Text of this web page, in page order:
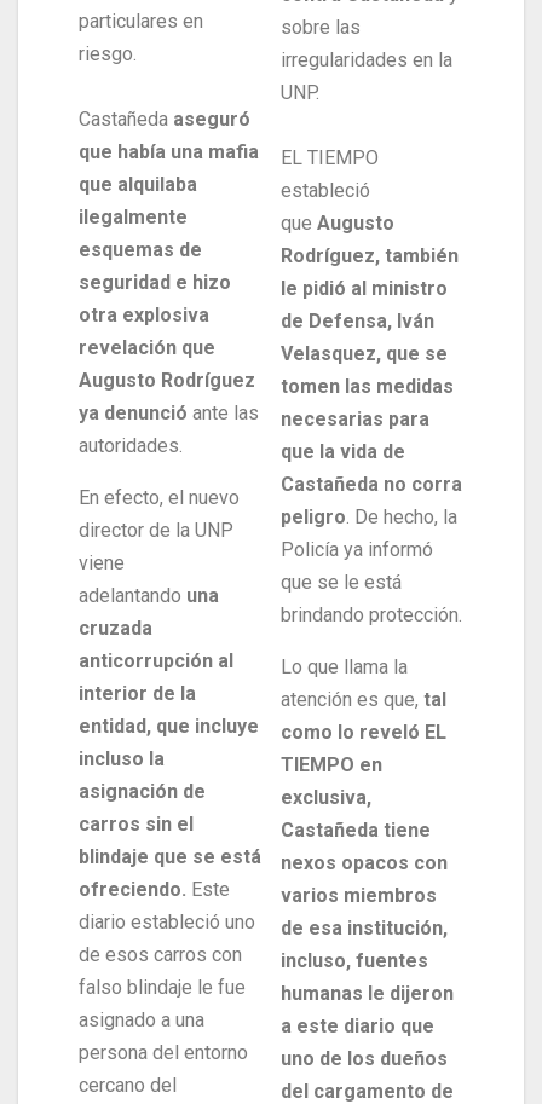
particulares en
riesgo.
Castañeda aseguró
que había una mafia
que alquilaba
ilegalmente
esquemas de
seguridad e hizo
otra explosiva
revelación que
Augusto Rodríguez
ya denunció ante las
autoridades.
En efecto, el nuevo
director de la UNP
viene
adelantando una
cruzada
anticorrupción al
interior de la
entidad, que incluye
incluso la
asignación de
carros sin el
blindaje que se está
ofreciendo. Este
diario estableció uno
de esos carros con
falso blindaje le fue
asignado a una
persona del entorno
cercano del
sobre las
irregularidades en la
UNP.
EL TIEMPO
estableció
que Augusto
Rodríguez, también
le pidió al ministro
de Defensa, Iván
Velasquez, que se
tomen las medidas
necesarias para
que la vida de
Castañeda no corra
peligro. De hecho, la
Policía ya informó
que se le está
brindando protección.
Lo que llama la
atención es que, tal
como lo reveló EL
TIEMPO en
exclusiva,
Castañeda tiene
nexos opacos con
varios miembros
de esa institución,
incluso, fuentes
humanas le dijeron
a este diario que
uno de los dueños
del cargamento de